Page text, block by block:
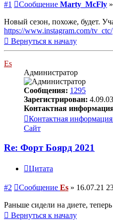
#1 Сообщение Marty_McFly »
Новый сезон, похоже, будет.
https://www.instagram.com/tv_ctc/
Вернуться к началу
Es
Администратор
Сообщения: 1295
Зарегистрирован:
Контактная
Контактная информация
Сайт
Re: Форт Боярд 2021
Цитата
#2 Сообщение Es » 16.07.21
Раньше сидели на диете,
Вернуться к началу